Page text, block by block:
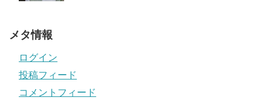
メタ情報
ログイン
投稿フィード
コメントフィード